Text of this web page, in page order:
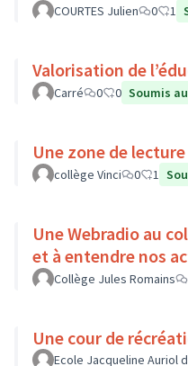
COURTES Julien 0 1
Valorisation de
Carré 0 0 Soumis
Une zone de
collège Vinci 0 1
Une Webradio au
et à entendre nos
Collège Jules Romains
Une cour de
Ecole Jacqueline Auriol